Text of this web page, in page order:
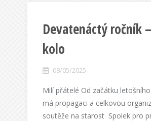
Devatenáctý ročník
kolo
08/05/2025
Milí přátelé Od začátku
má propagaci a celkovou
soutěže na starost Spolek pro